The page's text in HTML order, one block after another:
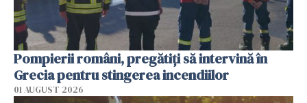
Pompierii români, pregătiţi să intervină în
Grecia pentru stingerea incendiilor
01 AUGUST 2026